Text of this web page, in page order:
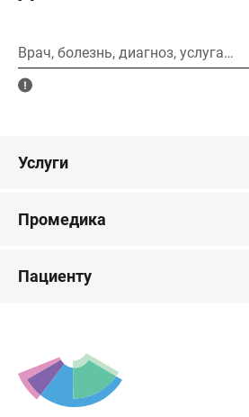
Врач, болезнь, диагноз, услуга…
Услуги
Промедика
Пациенту